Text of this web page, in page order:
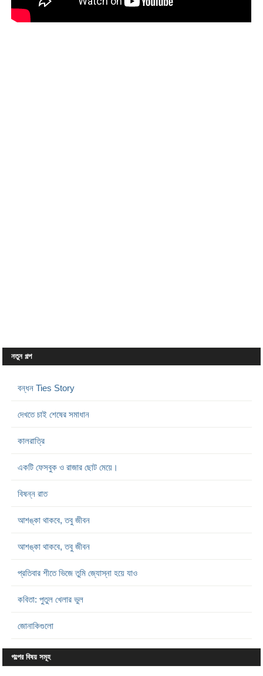
নতুন গল্প
বন্ধন Ties Story
দেখতে চাই শেষের সমাধান
কালরাত্রি
একটি ফেসবুক ও রাজার ছোট মেয়ে।
বিষন্ন রাত
আশঙ্কা থাকবে, তবু জীবন
আশঙ্কা থাকবে, তবু জীবন
প্রতিবার শীতে ভিজে তুমি জ্যোস্না হয়ে যাও
কবিতা: পুতুল খেলার ভুল
জোনাকিগুলো
গল্পের বিষয় সমূহ